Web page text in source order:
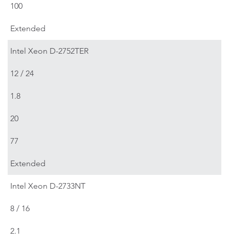
100
Extended
Intel Xeon D-2752TER
12 / 24
1.8
20
77
Extended
Intel Xeon D-2733NT
8 / 16
2.1